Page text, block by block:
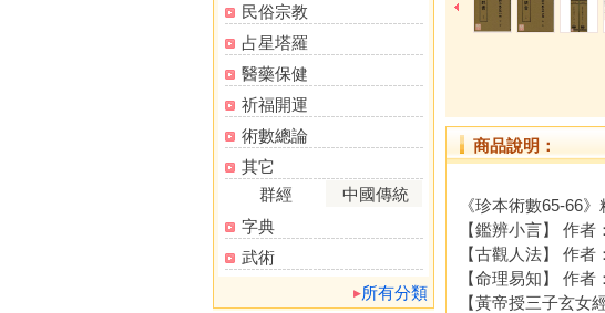
民俗宗教
占星塔羅
醫藥保健
祈福開運
術數總論
其它
群經
中國傳統
字典
武術
所有分類
商品說明：
《珍本術數65-66
【鑑辨小言】 作者
【古觀人法】 作者
【命理易知】 作
【黃帝授三子玄女